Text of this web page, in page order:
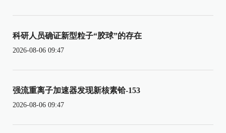
科研人员确证新型粒子“胶球”的存在
2026-08-06 09:47
强流重离子加速器发现新核素铪-153
2026-08-06 09:47